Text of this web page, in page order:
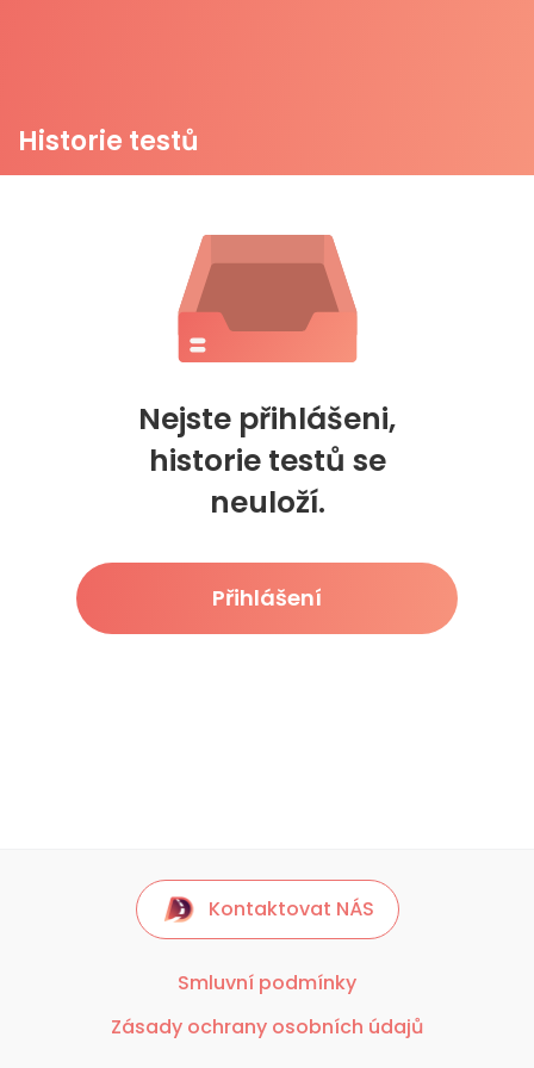
Historie testů
Nejste přihlášeni,
historie testů se
neuloží.
Přihlášení
Kontaktovat NÁS
Smluvní podmínky
Zásady ochrany osobních údajů